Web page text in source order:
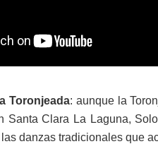
Toronjeada: aunque la
Santa Clara La Laguna,
danzas tradicionales que